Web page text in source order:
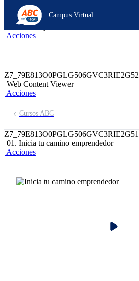
Z6_79E813O0PGLG506GVC3RIE2GP4
Z7_79E813O0PGLG506GVC3RIE2G50
header-campus-virtual-abc
Acciones
Campus Virtual
Z7_79E813O0PGLG506GVC3RIE2G52
Web Content Viewer
Acciones
Cursos ABC
Z7_79E813O0PGLG506GVC3RIE2G51
01. Inicia tu camino emprendedor
Acciones